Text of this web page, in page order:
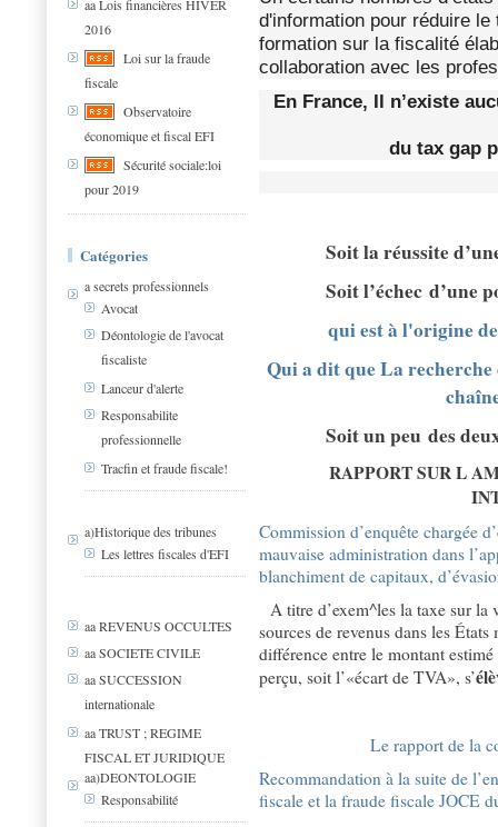
aa Lois financières HIVER
2016
Loi sur la fraude
fiscale
Observatoire
économique et fiscal EFI
Sécurité sociale:loi
pour 2019
Catégories
a secrets professionnels
Avocat
Déontologie de l'avocat
fiscaliste
Lanceur d'alerte
Responsabilite
professionnelle
Tracfin et fraude fiscale!
a)Historique des tribunes
Les lettres fiscales d'EFI
aa REVENUS OCCULTES
aa SOCIETE CIVILE
aa SUCCESSION
internationale
aa TRUST ; REGIME
FISCAL ET JURIDIQUE
aa)DEONTOLOGIE
Responsabilité
d'information pour réduire
formation sur la fiscalité
collaboration avec les
En France, Il n’existe
du tax gap
Soit la réussite
Soit l’échec d’une
qui est à l'origine
Qui a dit que La
Soit un peu des
RAPPORT SUR L
Commission d’enquête chargée
mauvaise administration dans
blanchiment de capitaux,
A titre d’exem^les la taxe sur
sources de revenus dans les
différence entre le montant
perçu, soit l’«écart de TVA», s’
Le rapport de la
Recommandation à la suite de
fiscale et la fraude fiscale JOCE